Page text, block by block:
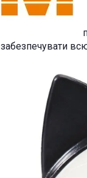
забезпечувати